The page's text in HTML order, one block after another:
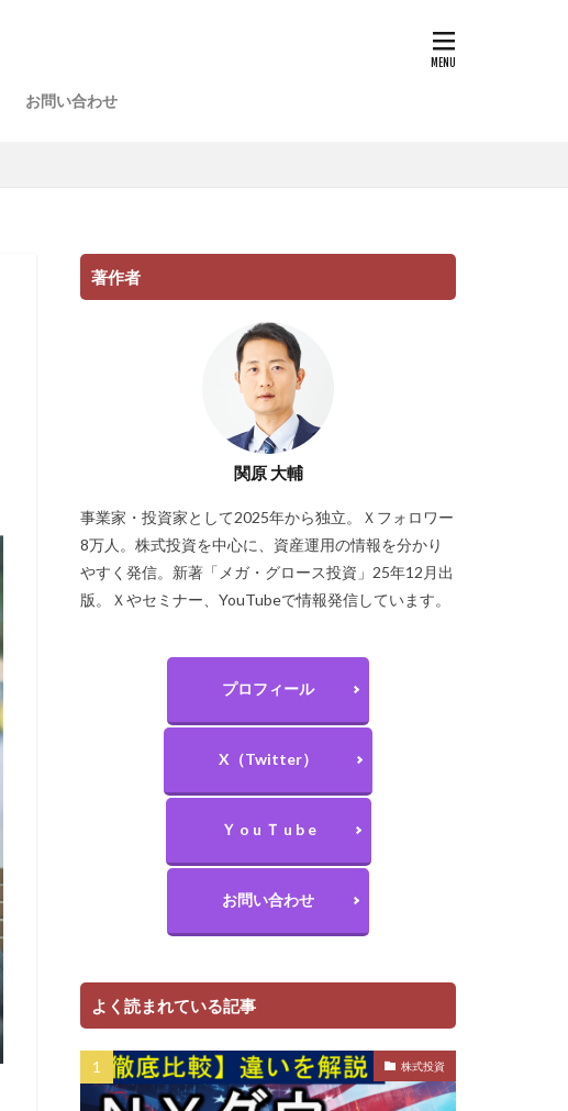
お問い合わせ
著作者
関原 大輔
事業家・投資家として2025年から独立。Ｘフォロワー
8万人。株式投資を中心に、資産運用の情報を分かり
やすく発信。新著「メガ・グロース投資」25年12月出
版。Ｘやセミナー、YouTubeで情報発信しています。
プロフィール
X（Twitter）
Ｙ o u Ｔ u b e
お問い合わせ
よく読まれている記事
株式投資